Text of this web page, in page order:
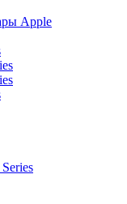
Apple